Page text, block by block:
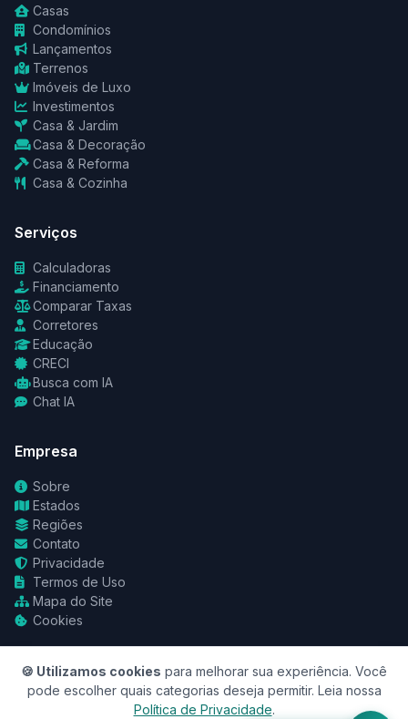
Casas
Condomínios
Lançamentos
Terrenos
Imóveis de Luxo
Investimentos
Casa & Jardim
Casa & Decoração
Casa & Reforma
Casa & Cozinha
Serviços
Calculadoras
Financiamento
Comparar Taxas
Corretores
Educação
CRECI
Busca com IA
Chat IA
Empresa
Sobre
Estados
Regiões
Contato
Privacidade
Termos de Uso
Mapa do Site
Cookies
© 2026 RedeCasas. Todos os direitos reservados.
🍪 Utilizamos cookies para melhorar sua experiência. Você
pode escolher quais categorias deseja permitir. Leia nossa
Política de Privacidade.